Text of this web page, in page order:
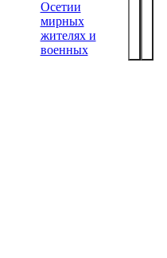
Осетии
мирных
жителях и
военных